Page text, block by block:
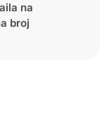
na
broj